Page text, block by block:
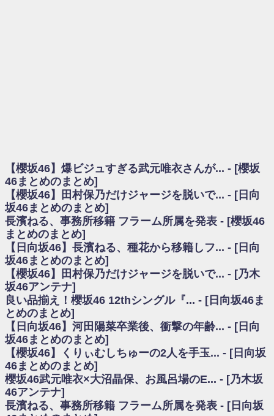
日向坂46まとめのまとめ / 【日向坂46】富田鈴花1st写真集、発売記念記者
会見の模様がこちら！
乃木坂欅坂まとめのまとめ / 【日向坂46】河田陽菜卒業の影響、ガチでデ
カそう...
欅坂あんてな ～欅坂46のニュース・情報・話題をピックアップ / れなッ
ピーズ集結！櫻坂46守屋麗奈×遠藤理子、8/6「ラヴィット！」水曜スタジオ出
演決定
欅坂/日向坂46まとめのまとめ / 【櫻坂46】田村保乃だけジャージを脱いで
いた理由
日向坂46まとめのまとめ / 【日向坂46】若林さん「笑えないぐらい師匠だ
から」佐々木久美と卒業後初の共演の様子がこちら！【激レアさん】
日向坂46まとめのまとめ / 【元日向坂46】情報解禁前で言えない！？丹生
ちゃん、メンバーと会った模様
乃木坂欅坂まとめのまとめ / 【日向坂46】この月、何かあるのか！？『お
願いバッハ！』ミーグリ日程がこちら
欅坂/日向坂46まとめのまとめ / 【櫻坂46】ミーグリで喧嘩！？山下瞳月、
これはマジギレしてる
乃木坂46アンテナ / 【櫻坂46】ハリソン守屋「ゆーづのせいです」【ラヴ
ィット!】
乃木坂あんてな ～乃木坂46・欅坂46・日向坂46のニュース・情報・話題
をピックアップ / 良い品揃え！櫻坂46 12thシングル『Make or Break』オフィ
シャルグッズ絶賛販売受付中
日向坂46まとめのまとめ / 【日向坂46】この月、何かあるのか！？『お願
【櫻坂46】爆ビジュすぎる武元唯衣さんが... - [櫻坂
46まとめのまとめ]
【櫻坂46】田村保乃だけジャージを脱いで... - [日向
坂46まとめのまとめ]
長濱ねる、事務所移籍 フラーム所属を発表 - [櫻坂46
まとめのまとめ]
【日向坂46】長濱ねる、種花から移籍しフ... - [日向
坂46まとめのまとめ]
【櫻坂46】田村保乃だけジャージを脱いで... - [乃木
坂46アンテナ]
良い品揃え！櫻坂46 12thシングル『... - [日向坂46ま
とめのまとめ]
【日向坂46】河田陽菜卒業後、衝撃の年齢... - [日向
坂46まとめのまとめ]
【櫻坂46】くりぃむしちゅーの2人を手玉... - [日向坂
46まとめのまとめ]
櫻坂46武元唯衣×大沼晶保、お風呂場のE... - [乃木坂
46アンテナ]
長濱ねる、事務所移籍 フラーム所属を発表 - [日向坂